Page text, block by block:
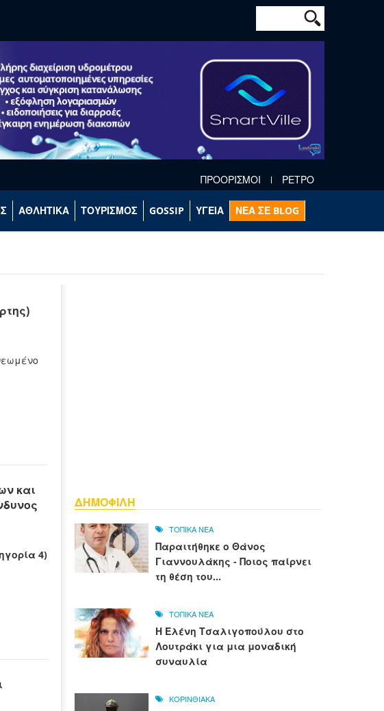
Φόρμα
Αναζήτηση
ΠΡΟΟΡΙΣΜΟΙ ΡΕΤΡΟ
ΑΘΛΗΤΙΚΑ ΤΟΥΡΙΣΜΟΣ GOSSIP ΥΓΕΙΑ ΝΕΑ ΣΕ BLOG
και
4)
ΔΗΜΟΦΙΛΗ
ΤΟΠΙΚΑ ΝΕΑ
Παραιτήθηκε ο Θάνος
Γιαννουλάκης - Ποιος παίρνει
τη θέση του...
ΤΟΠΙΚΑ ΝΕΑ
Η Ελένη Τσαλιγοπούλου στο
Λουτράκι για μια μοναδική
συναυλία
ΚΟΡΙΝΘΙΑΚΑ